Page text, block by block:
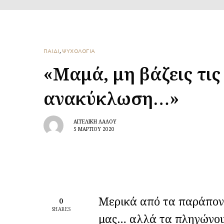
ΠΑΙΔΙ, ΨΥΧΟΛΟΓΙΑ
«Μαμά, μη βάζεις
ανακύκλωση…»
ΑΓΓΕΛΙΚΉ ΛΆΛΟΥ
5 ΜΑΡΤΊΟΥ 2020
0
SHARES
Μερικά από τα
μας… αλλά τα